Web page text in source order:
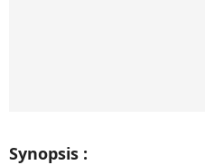
Synopsis :